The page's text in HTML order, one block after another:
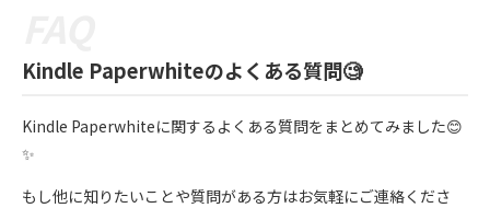
Kindle Paperwhiteのよくある質問🧐
Kindle Paperwhiteに関するよくある質問をまとめてみました😊
✨
もし他に知りたいことや質問がある方はお気軽にご連絡くださ